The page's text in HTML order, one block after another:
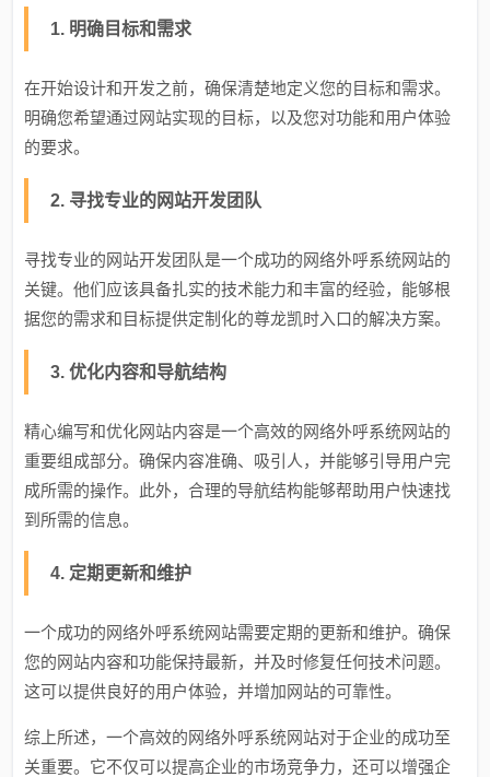
1. 明确目标和需求
在开始设计和开发之前，确保清楚地定义您的目标和需求。
明确您希望通过网站实现的目标，以及您对功能和用户体验
的要求。
2. 寻找专业的网站开发团队
寻找专业的网站开发团队是一个成功的网络外呼系统网站的
关键。他们应该具备扎实的技术能力和丰富的经验，能够根
据您的需求和目标提供定制化的尊龙凯时入口的解决方案。
3. 优化内容和导航结构
精心编写和优化网站内容是一个高效的网络外呼系统网站的
重要组成部分。确保内容准确、吸引人，并能够引导用户完
成所需的操作。此外，合理的导航结构能够帮助用户快速找
到所需的信息。
4. 定期更新和维护
一个成功的网络外呼系统网站需要定期的更新和维护。确保
您的网站内容和功能保持最新，并及时修复任何技术问题。
这可以提供良好的用户体验，并增加网站的可靠性。
综上所述，一个高效的网络外呼系统网站对于企业的成功至
关重要。它不仅可以提高企业的市场竞争力，还可以增强企